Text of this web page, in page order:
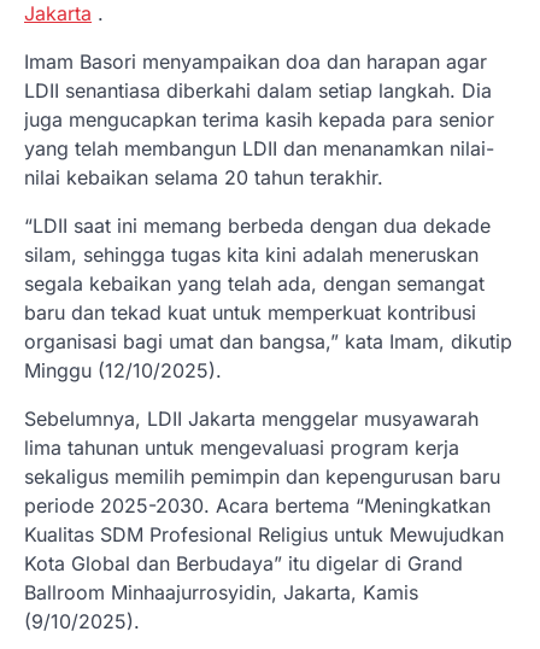
Jakarta .
Imam Basori menyampaikan doa dan harapan agar
LDII senantiasa diberkahi dalam setiap langkah. Dia
juga mengucapkan terima kasih kepada para senior
yang telah membangun LDII dan menanamkan nilai-
nilai kebaikan selama 20 tahun terakhir.
“LDII saat ini memang berbeda dengan dua dekade
silam, sehingga tugas kita kini adalah meneruskan
segala kebaikan yang telah ada, dengan semangat
baru dan tekad kuat untuk memperkuat kontribusi
organisasi bagi umat dan bangsa,” kata Imam, dikutip
Minggu (12/10/2025).
Sebelumnya, LDII Jakarta menggelar musyawarah
lima tahunan untuk mengevaluasi program kerja
sekaligus memilih pemimpin dan kepengurusan baru
periode 2025-2030. Acara bertema “Meningkatkan
Kualitas SDM Profesional Religius untuk Mewujudkan
Kota Global dan Berbudaya” itu digelar di Grand
Ballroom Minhaajurrosyidin, Jakarta, Kamis
(9/10/2025).